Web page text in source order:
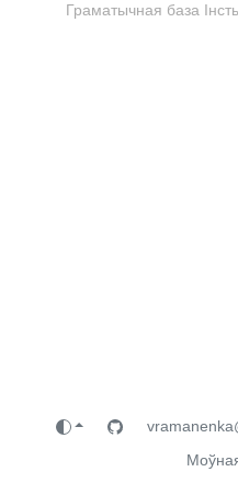
Граматычная база